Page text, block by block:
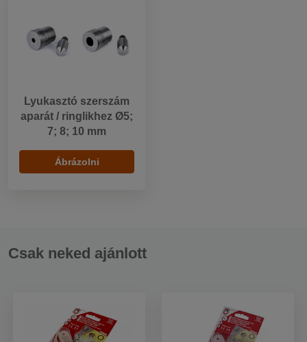
Lyukasztó szerszám
aparát / ringlikhez Ø5;
7; 8; 10 mm
Ábrázolni
Csak neked ajánlott